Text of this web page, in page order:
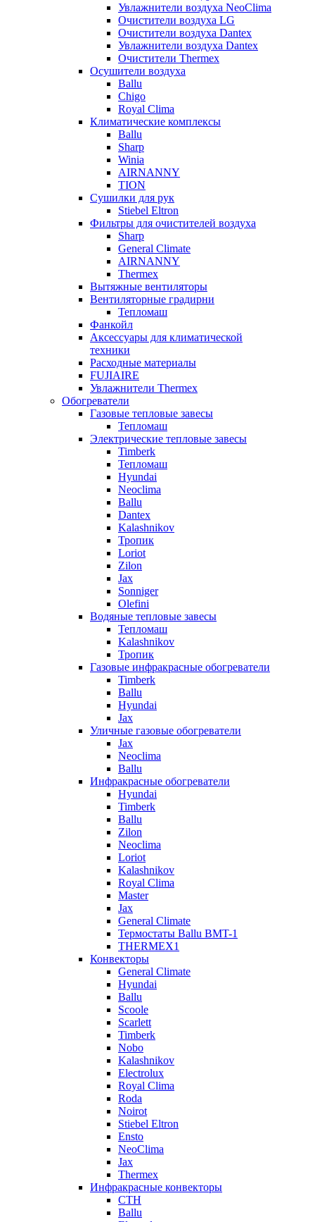
Увлажнители воздуха NeoClima
Очистители воздуха LG
Очистители воздуха Dantex
Увлажнители воздуха Dantex
Очистители Thermex
Осушители воздуха
Ballu
Chigo
Royal Clima
Климатические комплексы
Ballu
Sharp
Winia
AIRNANNY
TION
Сушилки для рук
Stiebel Eltron
Фильтры для очистителей воздуха
Sharp
General Climate
AIRNANNY
Thermex
Вытяжные вентиляторы
Вентиляторные градирни
Тепломаш
Фанкойл
Аксессуары для климатической
техники
Расходные материалы
FUJIAIRE
Увлажнители Thermex
Обогреватели
Газовые тепловые завесы
Тепломаш
Электрические тепловые завесы
Timberk
Тепломаш
Hyundai
Neoclima
Ballu
Dantex
Kalashnikov
Тропик
Loriot
Zilon
Jax
Sonniger
Olefini
Водяные тепловые завесы
Тепломаш
Kalashnikov
Тропик
Газовые инфракрасные обогреватели
Timberk
Ballu
Hyundai
Jax
Уличные газовые обогреватели
Jax
Neoclima
Ballu
Инфракрасные обогреватели
Hyundai
Timberk
Ballu
Zilon
Neoclima
Loriot
Kalashnikov
Royal Clima
Master
Jax
General Climate
Термостаты Ballu BMT-1
THERMEX1
Конвекторы
General Climate
Hyundai
Ballu
Scoole
Scarlett
Timberk
Nobo
Kalashnikov
Electrolux
Royal Clima
Roda
Noirot
Stiebel Eltron
Ensto
NeoClima
Jax
Thermex
Инфракрасные конвекторы
CTH
Ballu